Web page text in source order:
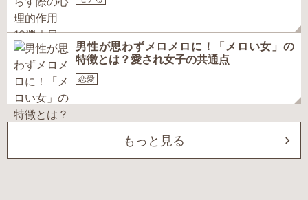
男性が思わずメロメロに！「メロい女」の
特徴とは？愛され女子の共通点
恋愛
もっと見る